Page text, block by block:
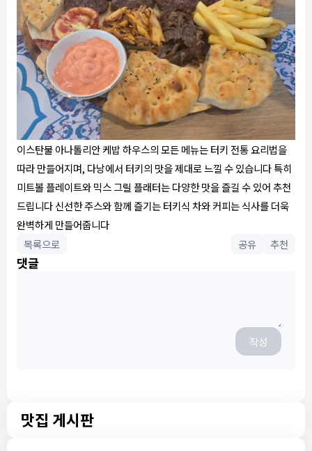
이스탄불 아나톨리안 케밥 하우스의 모든 메뉴는 터키 전통 요리법을
따라 만들어지며, 다낭에서 터키의 맛을 제대로 느낄 수 있습니다 특히
미트볼 플레이트와 믹스 그릴 플래터는 다양한 맛을 즐길 수 있어 추천
드립니다 신선한 주스와 함께 즐기는 터키식 차와 커피는 식사를 더욱
완벽하게 만들어줍니다
목록으로
공유 추천
댓글
작성
맛집 게시판